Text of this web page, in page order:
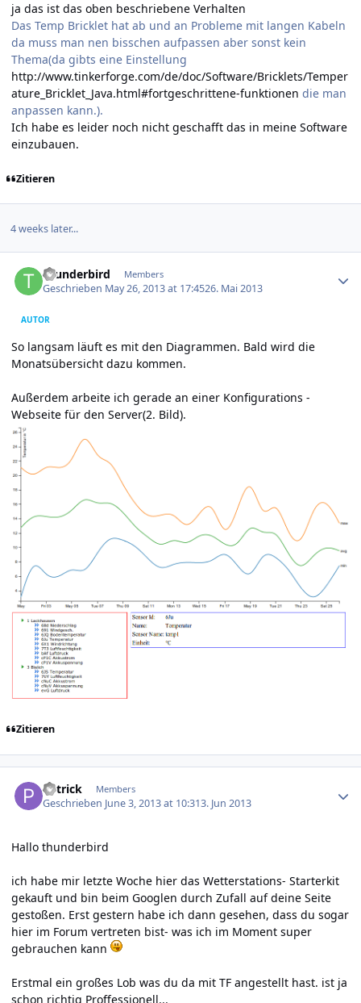
ja das ist das oben beschriebene Verhalten
Das Temp Bricklet hat ab und an Probleme mit langen Kabeln
da muss man nen bisschen aufpassen aber sonst kein
Thema(da gibts eine Einstellung
http://www.tinkerforge.com/de/doc/Software/Bricklets/Temper
ature_Bricklet_Java.html#fortgeschrittene-funktionen die man
anpassen kann.).
Ich habe es leider noch nicht geschafft das in meine Software
einzubauen.
Zitieren
4 weeks later...
thunderbird Members
Geschrieben May 26, 2013 at 17:4526. Mai 2013
AUTOR
So langsam läuft es mit den Diagrammen. Bald wird die
Monatsübersicht dazu kommen.
Außerdem arbeite ich gerade an einer Konfigurations -
Webseite für den Server(2. Bild).
Zitieren
P4trick Members
Geschrieben June 3, 2013 at 10:313. Jun 2013
Hallo thunderbird
ich habe mir letzte Woche hier das Wetterstations- Starterkit
gekauft und bin beim Googlen durch Zufall auf deine Seite
gestoßen. Erst gestern habe ich dann gesehen, dass du sogar
hier im Forum vertreten bist- was ich im Moment super
gebrauchen kann
Erstmal ein großes Lob was du da mit TF angestellt hast. ist ja
schon richtig Proffessionell...